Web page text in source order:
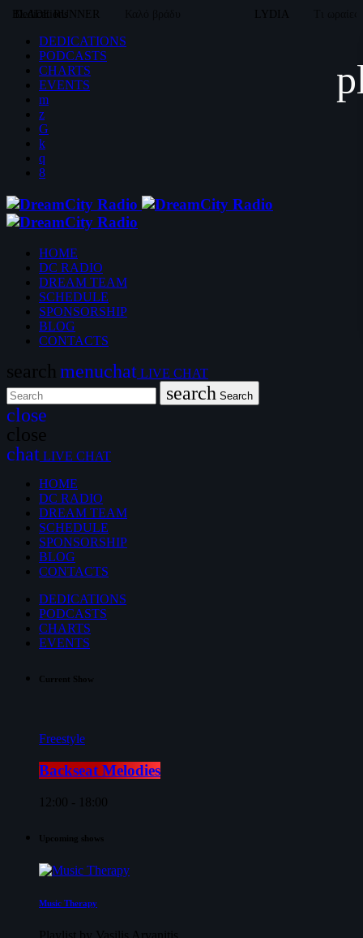
Dedications
BLADE RUNNER LYDIA
DEDICATIONS
PODCASTS
CHARTS
EVENTS
HOME
DC RADIO
DREAM TEAM
SCHEDULE
SPONSORSHIP
BLOG
CONTACTS
search menuchat LIVE CHAT
search Search
close
close
chat LIVE CHAT
HOME
DC RADIO
DREAM TEAM
SCHEDULE
SPONSORSHIP
BLOG
CONTACTS
DEDICATIONS
PODCASTS
CHARTS
EVENTS
Current Show
Freestyle
Backseat Melodies
12:00 - 18:00
Upcoming shows
Music Therapy
Playlist by Vasilis Arvanitis